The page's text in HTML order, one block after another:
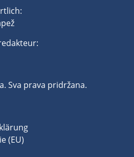
Sva prava pridržana.
(EU)